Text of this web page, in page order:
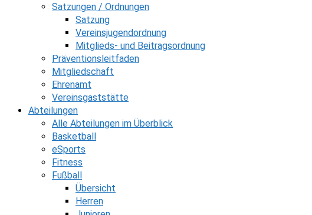
Satzungen / Ordnungen
Satzung
Vereinsjugendordnung
Mitglieds- und Beitragsordnung
Präventionsleitfaden
Mitgliedschaft
Ehrenamt
Vereinsgaststätte
Abteilungen
Alle Abteilungen im Überblick
Basketball
eSports
Fitness
Fußball
Übersicht
Herren